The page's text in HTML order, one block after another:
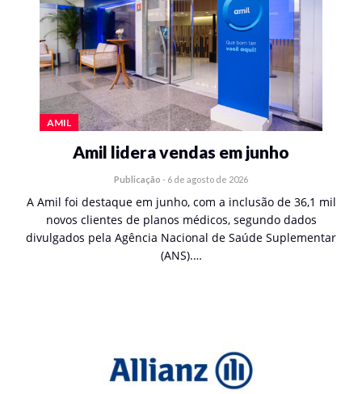
AMIL
Amil lidera vendas em junho
Publicação - 6 de agosto de 2026
A Amil foi destaque em junho, com a inclusão de 36,1 mil
novos clientes de planos médicos, segundo dados
divulgados pela Agência Nacional de Saúde Suplementar
(ANS).…